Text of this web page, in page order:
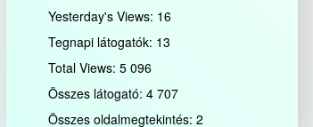
Yesterday's Views: 16
Tegnapi látogatók: 13
Total Views:5 096
Összes látogató:4 707
Összes oldalmegtekintés:2